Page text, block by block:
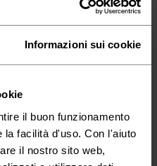
Informazioni sui cookie
il buon funzionamento
facilità d'uso. Con l'aiuto
il nostro sito web,
Saldi estivi
% %
Intimo Tecnico Active Light
60,75 €75,95 €
-20%
Saldi estivi